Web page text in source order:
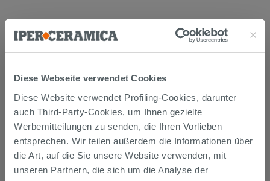
Diese Webseite verwendet Cookies
Diese Website verwendet Profiling-Cookies, darunter
auch Third-Party-Cookies, um Ihnen gezielte
Werbemitteilungen zu senden, die Ihren Vorlieben
entsprechen. Wir teilen außerdem die Informationen über
die Art, auf die Sie unsere Website verwenden, mit
unseren Partnern, die sich um die Analyse der
Die Waren werden normalerweise innerhalb von 15
Werktagen ab der Auftragsbestätigung zum Versand
gebracht.
Musterstücke werden normalerweise innerhalb von
Tagen geliefert.